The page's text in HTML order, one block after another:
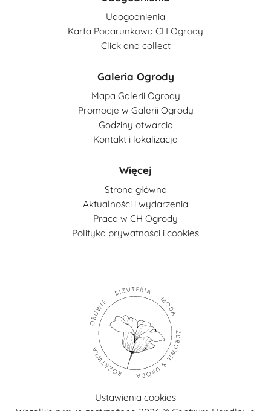
Udogodnienia
Karta Podarunkowa CH Ogrody
Click and collect
Galeria Ogrody
Mapa Galerii Ogrody
Promocje w Galerii Ogrody
Godziny otwarcia
Kontakt i lokalizacja
Więcej
Strona główna
Aktualności i wydarzenia
Praca w CH Ogrody
Polityka prywatności i cookies
Ustawienia cookies